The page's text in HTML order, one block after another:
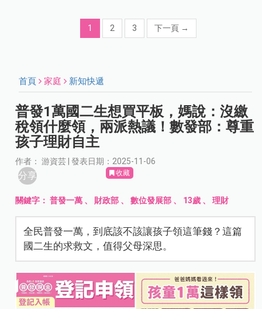
1 2 3 下一頁 →
首頁 家庭 新知快遞
普發1萬國二生想買平板，媽說：沒繳
稅領什麼領，兩派熱議！數發部：尊重
孩子理財自主
作者： 游資芸 | 發表日期：2025-11-06
分享 收藏
關鍵字：普發一萬 、 財政部 、數位發展部 、 13歲 、理財
全民普發一萬，到底該不該讓孩子領這筆錢？這篇
國二生的求救文，值得父母深思。